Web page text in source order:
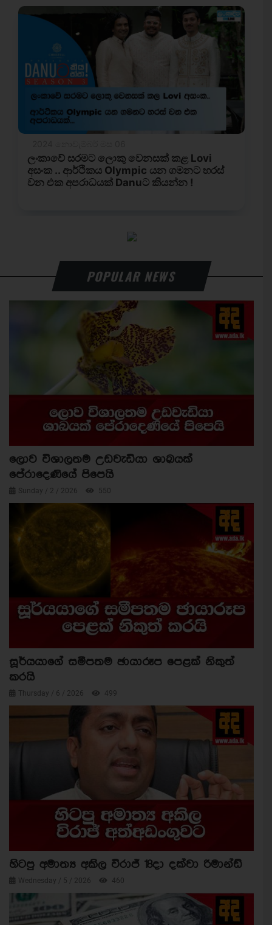
POPULAR NEWS
ලොව විශාලතම උඩවැඩියා ශාඛයක්
පේරාදෙණියේ පිපෙයි
Sunday / 2 / 2026 550
සූර්යයාගේ සමීපතම ඡායාරූප පෙළක් නිකුත්
කරයි
Thursday / 6 / 2026 499
හිටපු අමාත්‍ය අකිල විරාජ් 18දා දක්වා රිමාන්ඩ්
Wednesday / 5 / 2026 460